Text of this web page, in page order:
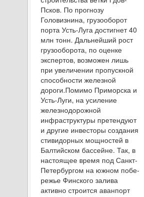
Псков. По прогнозу
Головизнина, грузооборот
порта Усть-Луга достигнет 40
млн тонн. Дальнейший рост
грузообо­рота, по оценке
экспертов, возможен лишь
при уве­личении пропускной
способности железной
дороги.Помимо Приморска и
Усть-Луги, на усиление
железнодорожной
инфраструктуры претендуют
и другие инвесторы создания
стивидорных мощ­ностей в
Балтийском бассейне. Так, в
настоящее время под Санкт-
Петербургом на южном побе­
режье Финского залива
активно строится аван­порт